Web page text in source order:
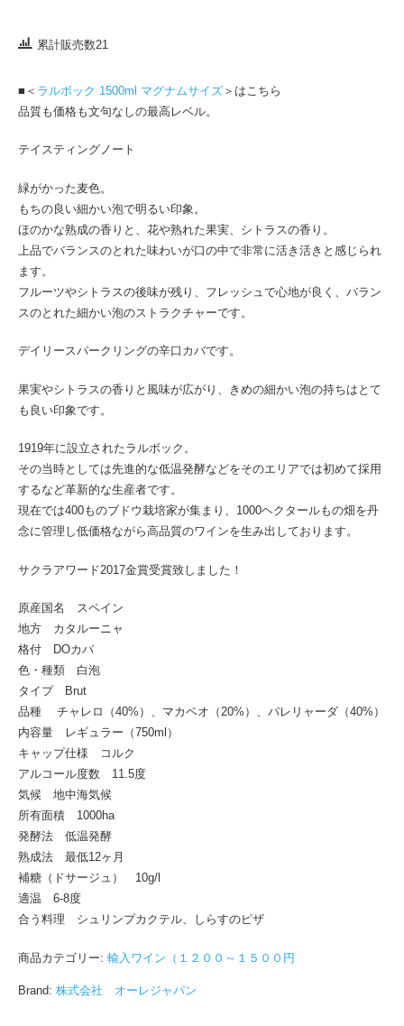
累計販売数21
■＜ ラルボック 1500ml マグナムサイズ ＞はこちら
品質も価格も文句なしの最高レベル。
テイスティングノート
緑がかった麦色。
もちの良い細かい泡で明るい印象。
ほのかな熟成の香りと、花や熟れた果実、シトラスの香り。
上品でバランスのとれた味わいが口の中で非常に活き活きと感じられ
ます。
フルーツやシトラスの後味が残り、フレッシュで心地が良く、バラン
スのとれた細かい泡のストラクチャーです。
デイリースパークリングの辛口カバです。
果実やシトラスの香りと風味が広がり、きめの細かい泡の持ちはとて
も良い印象です。
1919年に設立されたラルボック。
その当時としては先進的な低温発酵などをそのエリアでは初めて採用
するなど革新的な生産者です。
現在では400ものブドウ栽培家が集まり、1000ヘクタールもの畑を丹
念に管理し低価格ながら高品質のワインを生み出しております。
サクラアワード2017金賞受賞致しました！
原産国名 スペイン
地方 カタルーニャ
格付 DOカバ
色・種類 白泡
タイプ Brut
品種 チャレロ（40%）、マカベオ（20%）、パレリャーダ（40%）
内容量 レギュラー（750ml）
キャップ仕様 コルク
アルコール度数 11.5度
気候 地中海気候
所有面積 1000ha
発酵法 低温発酵
熟成法 最低12ヶ月
補糖（ドサージュ） 10g/l
適温 6-8度
合う料理 シュリンプカクテル、しらすのピザ
商品カテゴリー: 輸入ワイン（１２００～１５００円
Brand: 株式会社 オーレジャパン